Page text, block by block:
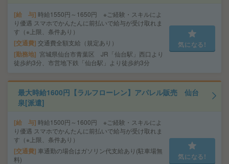
給 与 時給1550円～1650円 ※ご経験・スキルによ
り優遇 スマホでかんたんに前払いで給与が受け取れま
す（※上限、条件あり）
交通費 交通費全額支給（規定あり）
勤務地 宮城県仙台市青葉区 JR「仙台駅」西口より
徒歩約3分、市営地下鉄「仙台駅」より徒歩約3分
気になる!
最大時給1600円【ラルフローレン】アパレル販売 仙台
泉[派遣]
給 与 時給1500円～1600円 ※ご経験・スキルによ
り優遇 スマホでかんたんに前払いで給与が受け取れま
す（※上限、条件あり）
交通費 車通勤の場合はガソリン代支給あり(駐車場無
料)
気になる!